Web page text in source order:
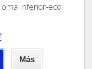
Inferior-eco
Más